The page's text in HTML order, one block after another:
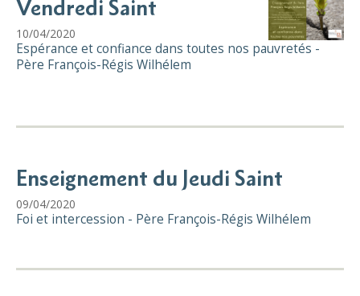
Vendredi Saint
10/04/2020
Espérance et confiance dans toutes nos pauvretés -
Père François-Régis Wilhélem
Enseignement du Jeudi Saint
09/04/2020
Foi et intercession - Père François-Régis Wilhélem